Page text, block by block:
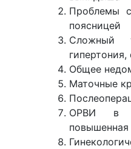
Проблемы
поясницей
Сложный
Общее
Маточные
ОРВИ в
повышенная